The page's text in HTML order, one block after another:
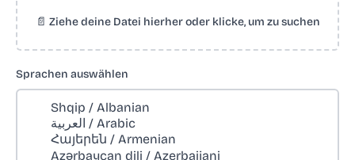
📄 Ziehe deine Datei hierher oder klicke, um zu suchen
Sprachen auswählen